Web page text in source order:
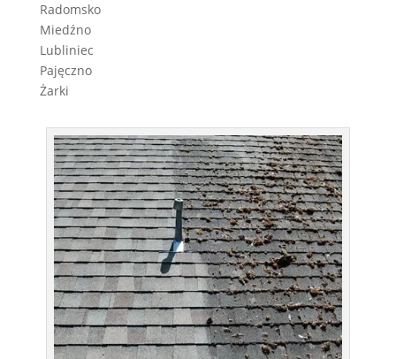
Radomsko
Miedźno
Lubliniec
Pajęczno
Żarki